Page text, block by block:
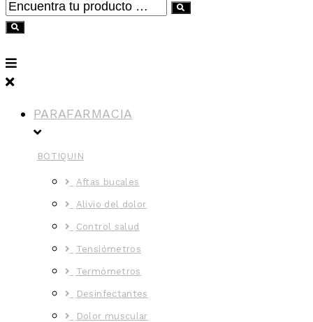
PARAFARMACIA
BOTIQUIN
Aftas bucales
Alivio del dolor
Control salud
Tensiómetros
Termómetros
Desinfectantes
Dolor muscular